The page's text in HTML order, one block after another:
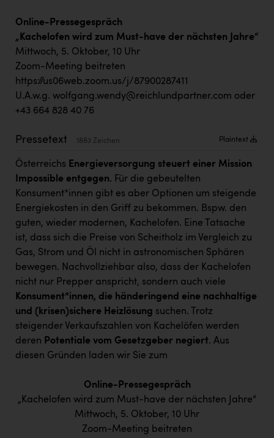
Maximarkt
Oldtimer Raststationen und Motorhotels
Österreichischer Kachelofenverband
Orlen
PEZ
PÜSPÖK
REMAX
RE/MAX Welcome
Resch&Frisch
RUBBLE MASTER
Ruderclub Wels
SCRI - Salzburg Cancer Research Institute
SCHMACHTL GmbH
Schwingshandl - automation technology gmbh
Smurfit Westrock Nettingsdorf
Online-Pressegespräch
„Kachelofen wird zum Must-have der nächsten Jahre“
Mittwoch, 5. Oktober, 10 Uhr
Zoom-Meeting beitreten
https://us06web.zoom.us/j/87900287411
U.A.w.g. wolfgang.wendy@reichlundpartner.com oder
+43 664 828 40 76
Pressetext 1883 Zeichen Plaintext
Österreichs Energieversorgung steuert einer Mission
Impossible entgegen. Für die gebeutelten
Konsument*innen gibt es aber Optionen um steigende
Energiekosten in den Griff zu bekommen. Bspw. den
guten, wieder modernen, Kachelofen. Eine Tatsache
ist, dass sich die Preise von Scheitholz im Vergleich zu
Gas, Strom und Öl nicht in astronomischen Sphären
bewegen. Nachvollziehbar also, dass der Kachelofen
nicht nur Prepper anspricht, sondern auch viele
Konsument*innen, die händeringend eine nachhaltige
und (krisen)sichere Heizlösung suchen. Trotz
steigender Verkaufszahlen von Kachelöfen werden
deren Potentiale vom Gesetzgeber negiert. Aus
diesen Gründen laden wir Sie zum
Online-Pressegespräch
„Kachelofen wird zum Must-have der nächsten Jahre“
Mittwoch, 5. Oktober, 10 Uhr
Zoom-Meeting beitreten